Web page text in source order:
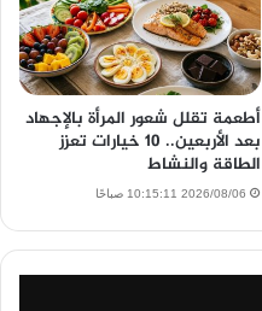
أطعمة تقلل شعور المرأة بالإجهاد
بعد الأربعين.. 10 خيارات تعزز
الطاقة والنشاط
2026/08/06 10:15:11 صباحًا